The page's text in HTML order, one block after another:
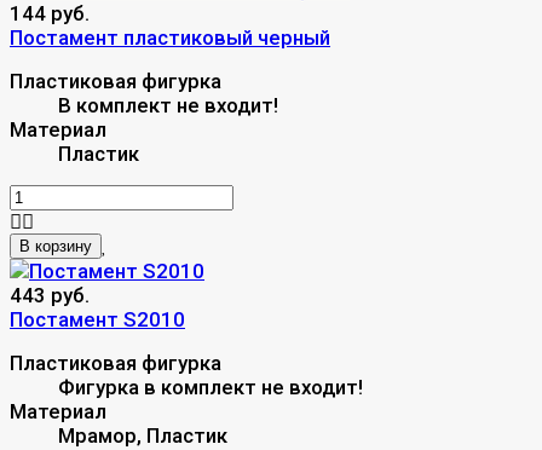
144 руб.
Постамент пластиковый черный
Пластиковая фигурка
В комплект не входит!
Материал
Пластик
В корзину
443 руб.
Постамент S2010
Пластиковая фигурка
Фигурка в комплект не входит!
Материал
Мрамор, Пластик